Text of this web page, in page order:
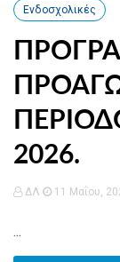
Ενδοσχολικές
2026.
ΔΛ 11 Μαΐου,
...